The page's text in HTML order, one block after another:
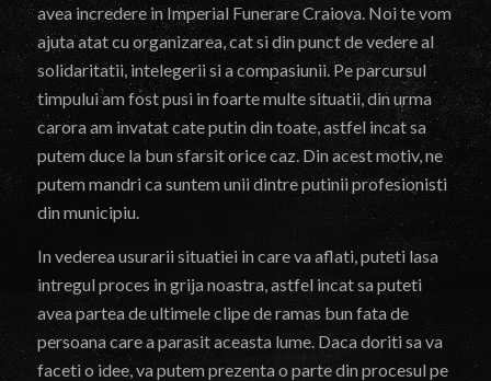
avea incredere in Imperial Funerare Craiova. Noi te vom
ajuta atat cu organizarea, cat si din punct de vedere al
solidaritatii, intelegerii si a compasiunii. Pe parcursul
timpului am fost pusi in foarte multe situatii, din urma
carora am invatat cate putin din toate, astfel incat sa
putem duce la bun sfarsit orice caz. Din acest motiv, ne
putem mandri ca suntem unii dintre putinii profesionisti
din municipiu.
In vederea usurarii situatiei in care va aflati, puteti lasa
intregul proces in grija noastra, astfel incat sa puteti
avea partea de ultimele clipe de ramas bun fata de
persoana care a parasit aceasta lume. Daca doriti sa va
faceti o idee, va putem prezenta o parte din procesul pe